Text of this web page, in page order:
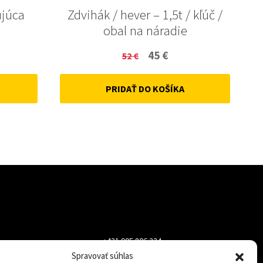
Spravovať súhlas
Zdvihák / hever – 1,5t / kľúč /
obal na náradie
52€
Original
price
was:
45 €Current
price
is:
PRIDAŤ DO KOŠÍKA
+421 905 806 234
info@dojazdovekolesa.com